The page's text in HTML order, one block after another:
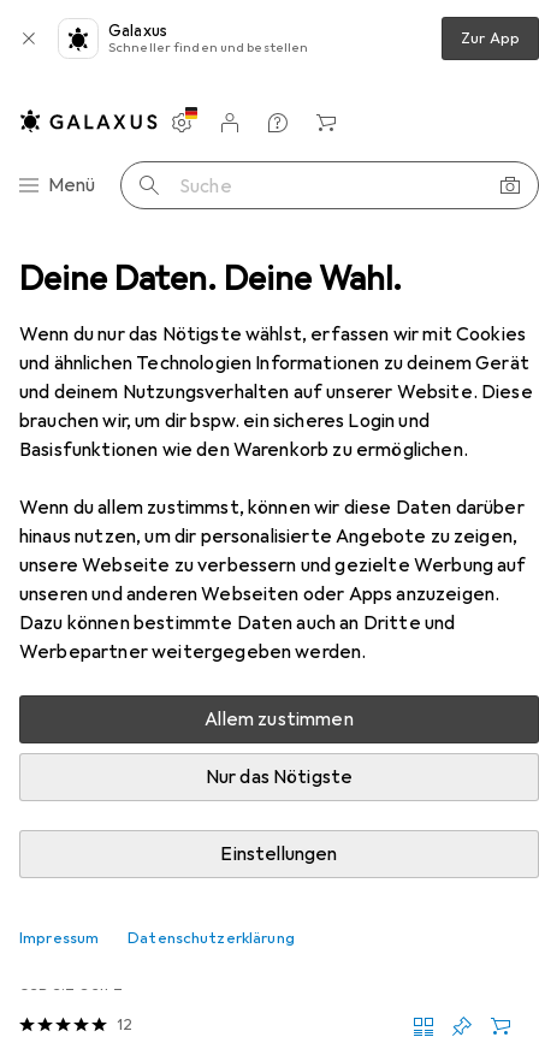
Deine Daten. Deine Wahl.
Wenn du nur das Nötigste wählst, erfassen wir mit Cookies
und ähnlichen Technologien Informationen zu deinem Gerät
und deinem Nutzungsverhalten auf unserer Website. Diese
brauchen wir, um dir bspw. ein sicheres Login und
Basisfunktionen wie den Warenkorb zu ermöglichen.
Wenn du allem zustimmst, können wir diese Daten darüber
hinaus nutzen, um dir personalisierte Angebote zu zeigen,
unsere Webseite zu verbessern und gezielte Werbung auf
unseren und anderen Webseiten oder Apps anzuzeigen.
Dazu können bestimmte Daten auch an Dritte und
Werbepartner weitergegeben werden.
Allem zustimmen
Nur das Nötigste
Einstellungen
Impressum Datenschutzerklärung
Galaxus
Schneller finden und bestellen Zur App
Navigation nach Kategorien
Menü Suche
Einstellungen
Kundenkonto
Vergleichslisten
Merklisten
Warenkorb
Speicher Speicherkarte Sony Tough CEA-G
SonyTough CEA-G
80 GB, CFexpress Typ A
Zubehör für Sony Tough CEA-G
Hier findest du passendes Zubehör zum Produkt Sony
Speicherkartenlesegerät.
Relevanz
Produktliste
EUR
146,06
USB 3.2 Gen 2
12